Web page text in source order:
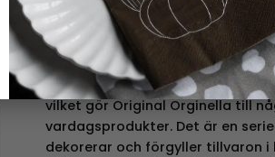
hantverkskänsla i allt från
till disktrasor och posters – allt
lekfulla uttryck.
Varje föremål är utformat med
vilket gör Original Orginella till
vardagsprodukter. Det är en
dekorerar och förgyller tillvaron i